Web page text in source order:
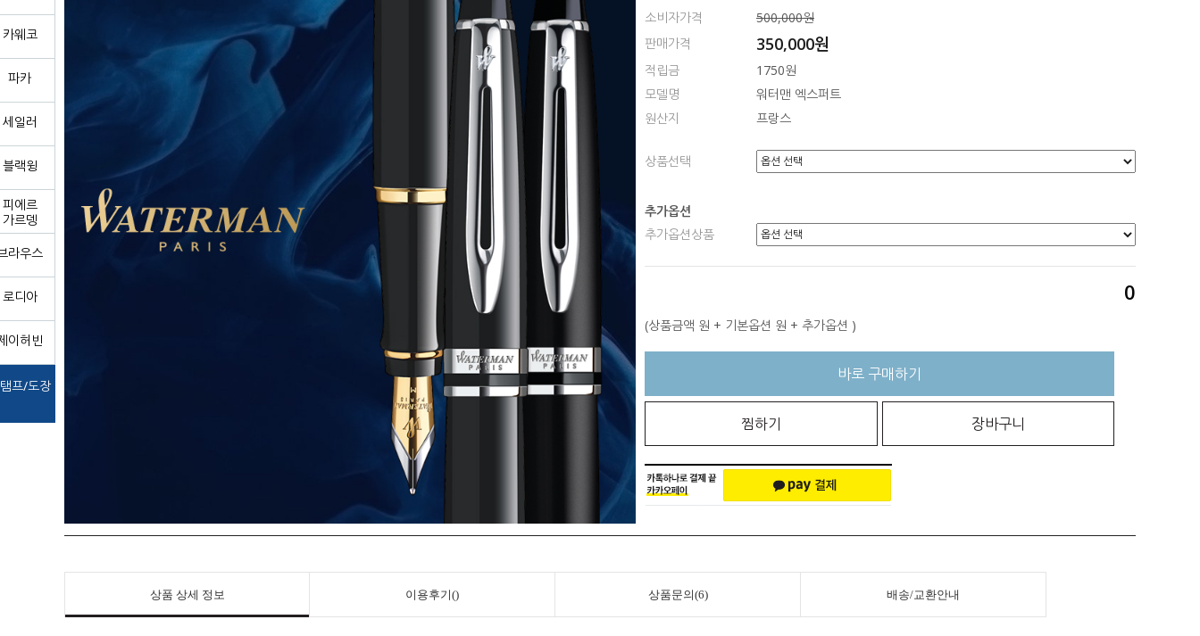
카웨코
파카
세일러
블랙윙
피에르
가르뎅
라우스
로디아
이허빈
프/도장
소비자가격
500,000원
판매가격
350,000원
적립금
1750원
모델명
워터맨 엑스퍼트
원산지
프랑스
상품선택
추가옵션
추가옵션상품
0
(상품금액 원 + 기본옵션 원 + 추가옵션 )
바로 구매하기
찜하기 장바구니
상품 상세 정보 이용후기() 상품문의(6) 배송/교환안내